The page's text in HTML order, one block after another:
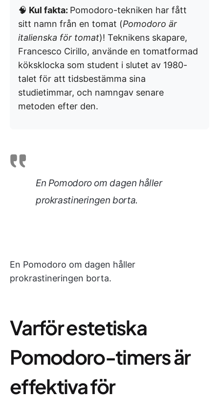
🧠 Kul fakta: Pomodoro-tekniken har fått
sitt namn från en tomat (Pomodoro är
italienska för tomat)! Teknikens skapare,
Francesco Cirillo, använde en tomatformad
köksklocka som student i slutet av 1980-
talet för att tidsbestämma sina
studietimmar, och namngav senare
metoden efter den.
En Pomodoro om dagen håller
prokrastineringen borta.
En Pomodoro om dagen håller
prokrastineringen borta.
Varför estetiska
Pomodoro-timers är
effektiva för